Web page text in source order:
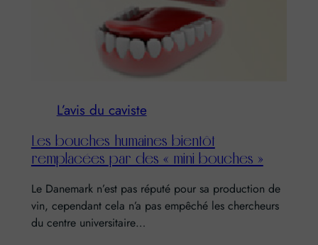
L’avis du caviste
Les bouches humaines bientôt
remplacées par des « mini bouches »
Le Danemark n’est pas réputé pour sa production de
vin, cependant cela n’a pas empêché les chercheurs
du centre universitaire…